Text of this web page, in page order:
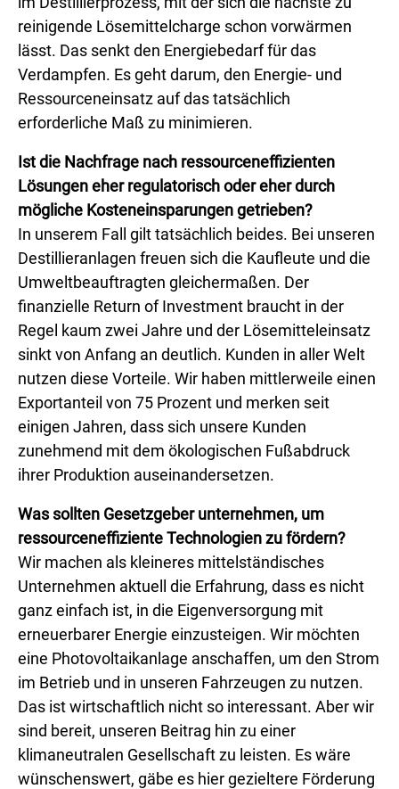
reinigende Lösemittelcharge schon vorwärmen
lässt. Das senkt den Energiebedarf für das
Verdampfen. Es geht darum, den Energie- und
Ressourceneinsatz auf das tatsächlich
erforderliche Maß zu minimieren.
Ist die Nachfrage nach ressourceneffizienten
Lösungen eher regulatorisch oder eher durch
mögliche Kosteneinsparungen getrieben?
In unserem Fall gilt tatsächlich beides. Bei unseren
Destillieranlagen freuen sich die Kaufleute und die
Umweltbeauftragten gleichermaßen. Der
finanzielle Return of Investment braucht in der
Regel kaum zwei Jahre und der Lösemitteleinsatz
sinkt von Anfang an deutlich. Kunden in aller Welt
nutzen diese Vorteile. Wir haben mittlerweile einen
Exportanteil von 75 Prozent und merken seit
einigen Jahren, dass sich unsere Kunden
zunehmend mit dem ökologischen Fußabdruck
ihrer Produktion auseinandersetzen.
Was sollten Gesetzgeber unternehmen, um
ressourceneffiziente Technologien zu fördern?
Wir machen als kleineres mittelständisches
Unternehmen aktuell die Erfahrung, dass es nicht
ganz einfach ist, in die Eigenversorgung mit
erneuerbarer Energie einzusteigen. Wir möchten
eine Photovoltaikanlage anschaffen, um den Strom
im Betrieb und in unseren Fahrzeugen zu nutzen.
Das ist wirtschaftlich nicht so interessant. Aber wir
sind bereit, unseren Beitrag hin zu einer
klimaneutralen Gesellschaft zu leisten. Es wäre
wünschenswert, gäbe es hier gezieltere Förderung